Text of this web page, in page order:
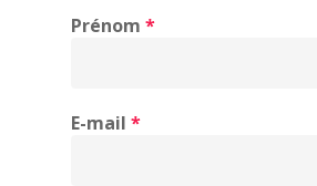
Prénom *
E-mail *